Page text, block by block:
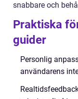
snabbare och
Praktiska
guider
Personlig
användarens